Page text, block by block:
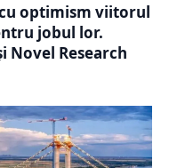
optimism viitorul
jobul lor.
Novel Research